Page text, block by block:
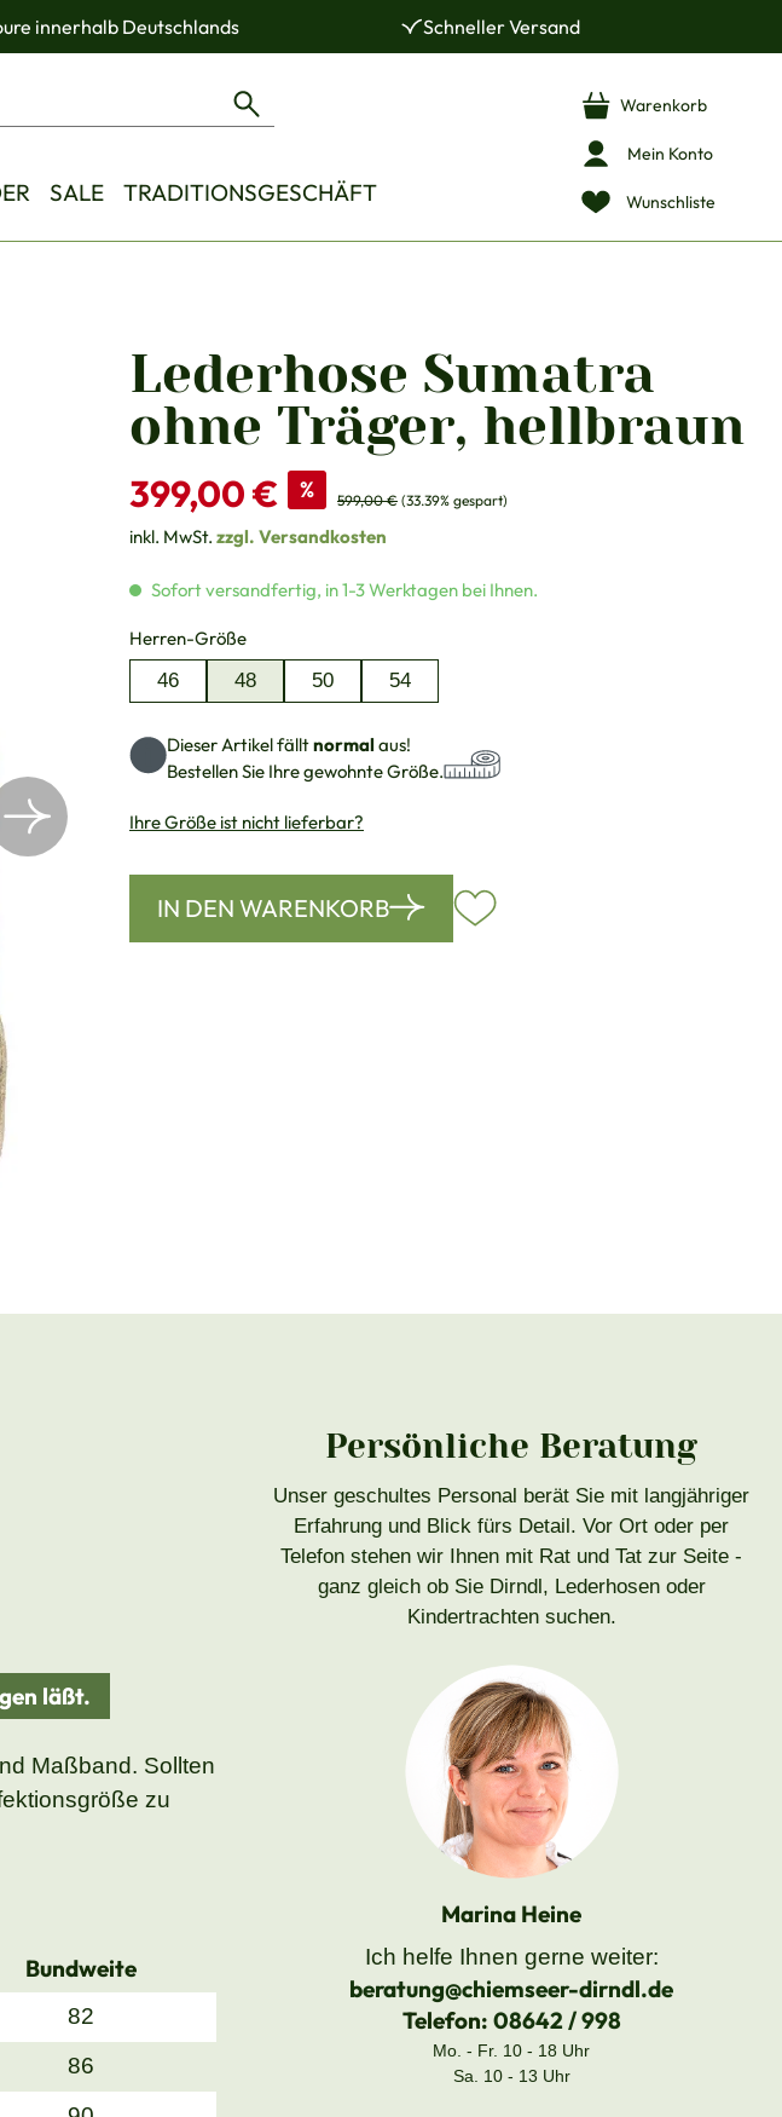
innerhalb Deutschlands Schneller Versand
SALE TRADITIONSGESCHÄFT Wunschliste
Mein Konto
Warenkorb
Lederhose Sumatra
ohne Träger, hellbraun
Verkaufspreis:
399,00 € % Regulärer Preis:
599,00 € (33.39% gespart)
inkl. MwSt. zzgl. Versandkosten
Sofort versandfertig, in 1-3 Werktagen bei Ihnen.
Herren-Größeauswählen
46
48 50 54
Dieser Artikel fälltnormalaus!
Bestellen Sie Ihre gewohnte Größe.
Ihre Größe ist nicht lieferbar?
IN DEN WARENKORB
läßt.
Maßband. Sollten
zu
Bundweite
82
86
Persönliche Beratung
Unser geschultes Personal berät Sie mit langjähriger
Erfahrung und Blick fürs Detail. Vor Ort oder per
Telefon stehen wir Ihnen mit Rat und Tat zur Seite -
ganz gleich ob Sie Dirndl, Lederhosen oder
Kindertrachten suchen.
Marina Heine
Ich helfe Ihnen gerne weiter:
beratung@chiemseer-dirndl.de
Telefon: 08642 / 998
Mo. - Fr. 10 - 18 Uhr
Sa. 10 - 13 Uhr